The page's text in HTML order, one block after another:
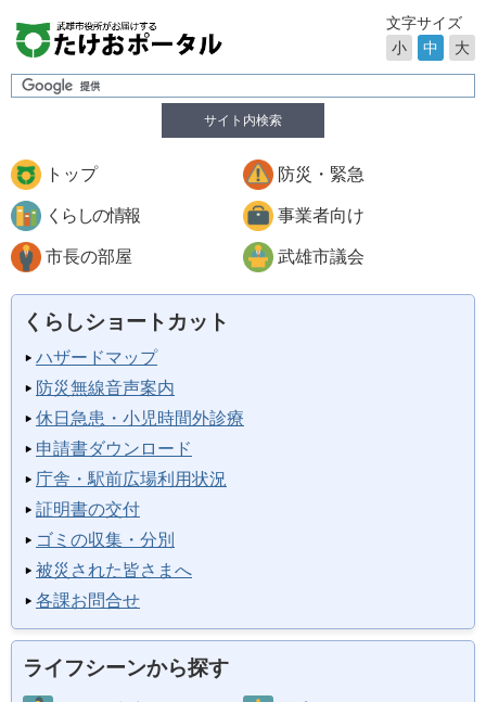
サイト内検索
文字サイズ
小
中 大
トップ 防災・緊急
くらしの情報 事業者向け
市長の部屋 武雄市議会
くらしショートカット
ハザードマップ
防災無線音声案内
休日急患・小児時間外診療
申請書ダウンロード
庁舎・駅前広場利用状況
証明書の交付
ゴミの収集・分別
被災された皆さまへ
各課お問合せ
ライフシーンから探す